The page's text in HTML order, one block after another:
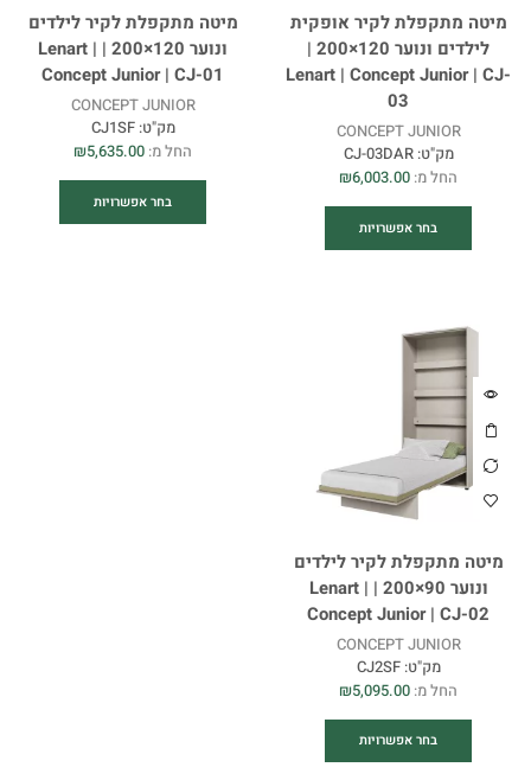
מיטה מתקפלת לקיר אופקית
לילדים ונוער 120×200 |
Lenart | Concept Junior | CJ-
03
CONCEPT JUNIOR
מק"ט:CJ-03DAR
החל מ:
₪6,003.00
בחר אפשרויות
מיטה מתקפלת לקיר לילדים
ונוער 120×200 | Lenart |
Concept Junior | CJ-01
CONCEPT JUNIOR
מק"ט:CJ1SF
החל מ:
₪5,635.00
בחר אפשרויות
מיטה מתקפלת לקיר לילדים
ונוער 90×200 | Lenart |
Concept Junior | CJ-02
CONCEPT JUNIOR
מק"ט:CJ2SF
החל מ:
₪5,095.00
בחר אפשרויות